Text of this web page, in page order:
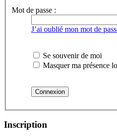
Mot de passe :
J’ai oublié mon mot de
Se souvenir de moi
Masquer ma présence
Inscription